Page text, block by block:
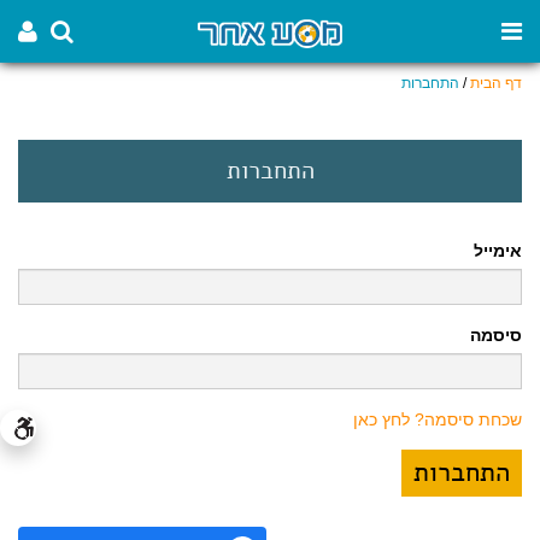
דף הבית/ התחברות
התחברות
אימייל
סיסמה
שכחת סיסמה? לחץ כאן